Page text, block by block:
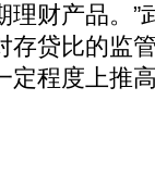
财产品。”
存贷比的监
定程度上推